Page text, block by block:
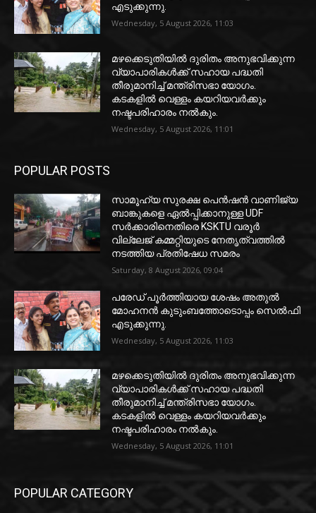
എടുക്കുന്നു.
Wednesday, 5 August 2026, 11:03
മഴക്കെടുതിയിൽ ദുരിതം അനുഭവിക്കുന്ന
വ്യാപാരികൾക്ക് സഹായ പദ്ധതി
തീരുമാനിച്ച് മന്ത്രിസഭാ യോഗം.
കടകളിൽ വെള്ളം കയറിയവർക്കും
നഷ്ടപരിഹാരം നൽകും.
Wednesday, 5 August 2026, 11:01
POPULAR POSTS
സാമൂഹ്യ സുരക്ഷ പെൻഷൻ വാണിജ്യ
ബാങ്കുകളെ ഏൽപ്പിക്കാനുള്ള UDF
സർക്കാരിനെതിരെ KSKTU വരൂർ
വില്ലേജ് കമ്മറ്റിയുടെ നേതൃത്വത്തിൽ
നടത്തിയ പ്രതിഷേധ സമരം
Saturday, 8 August 2026, 09:04
പരേഡ് പൂര്‍ത്തിയായ ശേഷം അതുൽ
മോഹനൻ കുടുംബത്തോടൊപ്പം സെൽഫി
എടുക്കുന്നു.
Wednesday, 5 August 2026, 11:03
മഴക്കെടുതിയിൽ ദുരിതം അനുഭവിക്കുന്ന
വ്യാപാരികൾക്ക് സഹായ പദ്ധതി
തീരുമാനിച്ച് മന്ത്രിസഭാ യോഗം.
കടകളിൽ വെള്ളം കയറിയവർക്കും
നഷ്ടപരിഹാരം നൽകും.
Wednesday, 5 August 2026, 11:01
POPULAR CATEGORY